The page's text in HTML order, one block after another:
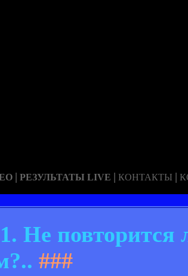
| РЕЗУЛЬТАТЫ LIVE | КОНТАКТЫ |
Не повторится
###